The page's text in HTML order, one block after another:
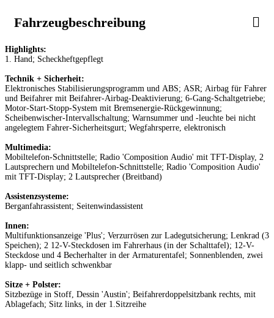
Fahrzeugbeschreibung
Highlights:
1. Hand; Scheckheftgepflegt
Technik + Sicherheit:
Elektronisches Stabilisierungsprogramm und ABS; ASR; Airbag für Fahrer
und Beifahrer mit Beifahrer-Airbag-Deaktivierung; 6-Gang-Schaltgetriebe;
Motor-Start-Stopp-System mit Bremsenergie-Rückgewinnung;
Scheibenwischer-Intervallschaltung; Warnsummer und -leuchte bei nicht
angelegtem Fahrer-Sicherheitsgurt; Wegfahrsperre, elektronisch
Multimedia:
Mobiltelefon-Schnittstelle; Radio 'Composition Audio' mit TFT-Display, 2
Lautsprechern und Mobiltelefon-Schnittstelle; Radio 'Composition Audio'
mit TFT-Display; 2 Lautsprecher (Breitband)
Assistenzsysteme:
Berganfahrassistent; Seitenwindassistent
Innen:
Multifunktionsanzeige 'Plus'; Verzurrösen zur Ladegutsicherung; Lenkrad (3
Speichen); 2 12-V-Steckdosen im Fahrerhaus (in der Schalttafel); 12-V-
Steckdose und 4 Becherhalter in der Armaturentafel; Sonnenblenden, zwei
klapp- und seitlich schwenkbar
Sitze + Polster:
Sitzbezüge in Stoff, Dessin 'Austin'; Beifahrerdoppelsitzbank rechts, mit
Ablagefach; Sitz links, in der 1.Sitzreihe